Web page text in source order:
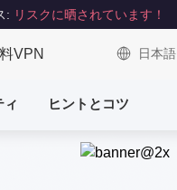
: リスクに晒されています！
VPN 日本語
ィ ヒントとコツ